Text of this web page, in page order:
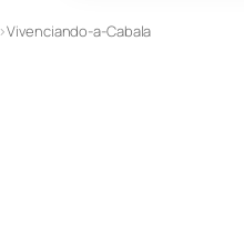
›Vivenciando-a-Cabala